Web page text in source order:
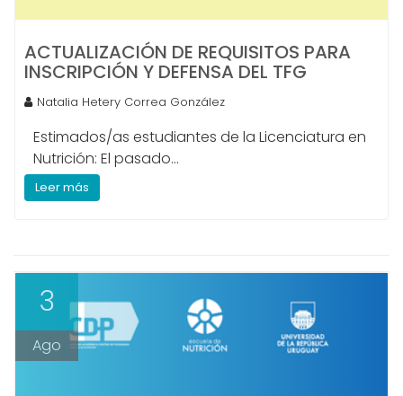
ACTUALIZACIÓN DE REQUISITOS PARA
INSCRIPCIÓN Y DEFENSA DEL TFG
Natalia Hetery Correa González
Estimados/as estudiantes de la Licenciatura en
Nutrición: El pasado...
Leer más
3
Ago